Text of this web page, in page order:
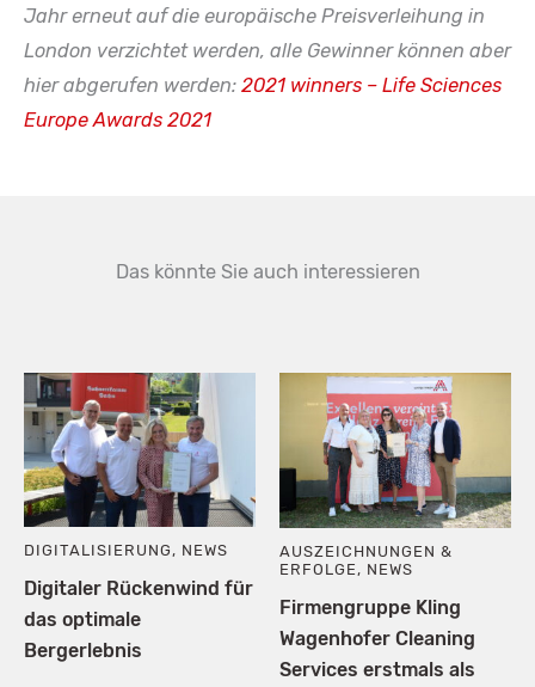
Jahr erneut auf die europäische Preisverleihung in
London verzichtet werden, alle Gewinner können aber
hier abgerufen werden: 2021 winners – Life Sciences
Europe Awards 2021
Das könnte Sie auch interessieren
DIGITALISIERUNG, NEWS
Digitaler Rückenwind für
das optimale
Bergerlebnis
AUSZEICHNUNGEN &
ERFOLGE , NEWS
Firmengruppe Kling
Wagenhofer Cleaning
Services erstmals als